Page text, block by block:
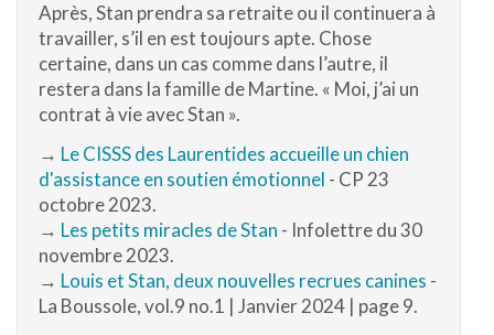
Après, Stan prendra sa retraite ou il continuera à
travailler, s’il en est toujours apte. Chose
certaine, dans un cas comme dans l’autre, il
restera dans la famille de Martine. « Moi, j’ai un
contrat à vie avec Stan ».
→ Le CISSS des Laurentides accueille un chien
d'assistance en soutien émotionnel - CP 23
octobre 2023.
→ Les petits miracles de Stan - Infolettre du 30
novembre 2023.
→ Louis et Stan, deux nouvelles recrues canines -
La Boussole, vol.9 no.1 | Janvier 2024 | page 9.